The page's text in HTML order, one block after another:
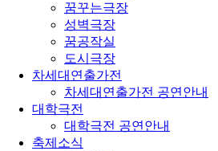
꿈꾸는극장
성벽극장
꿈공작실
도시극장
차세대연출가전
차세대연출가전 공연안내
대학극전
대학극전 공연안내
축제소식